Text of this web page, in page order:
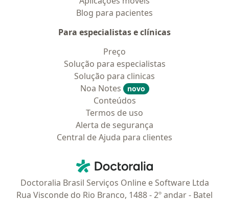
Blog para pacientes
Para especialistas e clínicas
Preço
Solução para especialistas
Solução para clinicas
Noa Notes
novo
Conteúdos
Termos de uso
Alerta de segurança
Central de Ajuda para clientes
Doctoralia - Homepage
Doctoralia Brasil Serviços Online e Software Ltda
Rua Visconde do Rio Branco, 1488 - 2º andar - Batel